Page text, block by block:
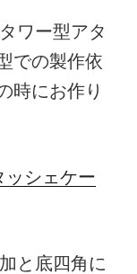
ワー型アタ
での製作依
時にお作り
ッシェケー
と底四角に